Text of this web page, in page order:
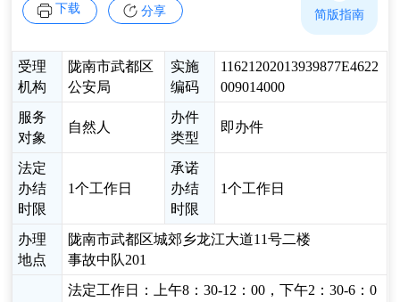
下载 分享
受理
机构
陇南市武都区
公安局
实施
编码
11621202013939877E4622
009014000
服务
对象
自然人
办件
类型
即办件
法定
办结
时限
1个工作日
承诺
办结
时限
1个工作日
办理
地点
陇南市武都区城郊乡龙江大道11号二楼
事故中队201
法定工作日：上午8：30-12：00，下午2：30-6：0
简版指南